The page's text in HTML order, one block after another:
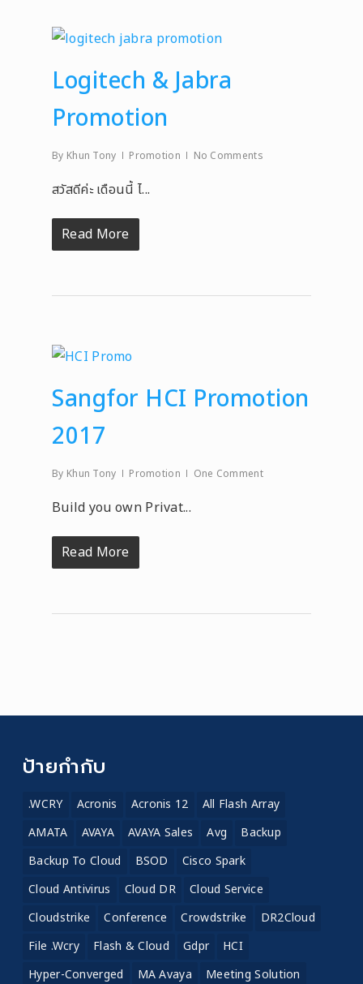
Logitech & Jabra
Promotion
By Khun Tony Promotion No Comments
สวัสดีค่ะ เดือนนี้ ไ...
Read More
Sangfor HCI Promotion
2017
By Khun Tony Promotion One Comment
Build you own Privat...
Read More
ป้ายกำกับ
.WCRY Acronis Acronis 12
All Flash Array
AMATA
AVAYA AVAYA Sales Avg
Backup
Backup To Cloud
BSOD
Cisco Spark
Cloud Antivirus
Cloud DR
Cloud Service
Cloudstrike
Conference Crowdstrike
DR2Cloud
File .wcry
Flash & Cloud Gdpr
HCI
Hyper-Converged
MA Avaya
Meeting Solution